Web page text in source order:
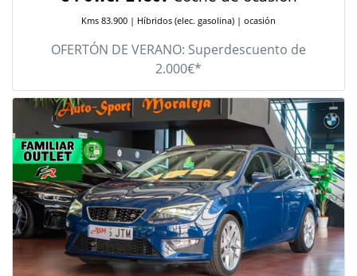
Kms 83.900 | Híbridos (elec. gasolina) | ocasión
OFERTÓN DE VERANO: Superdescuento de
2.000€*